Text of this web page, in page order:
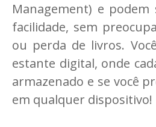
Management) e podem
facilidade, sem
ou perda de livros.
estante digital, onde
armazenado e se você
em qualquer dispositivo!